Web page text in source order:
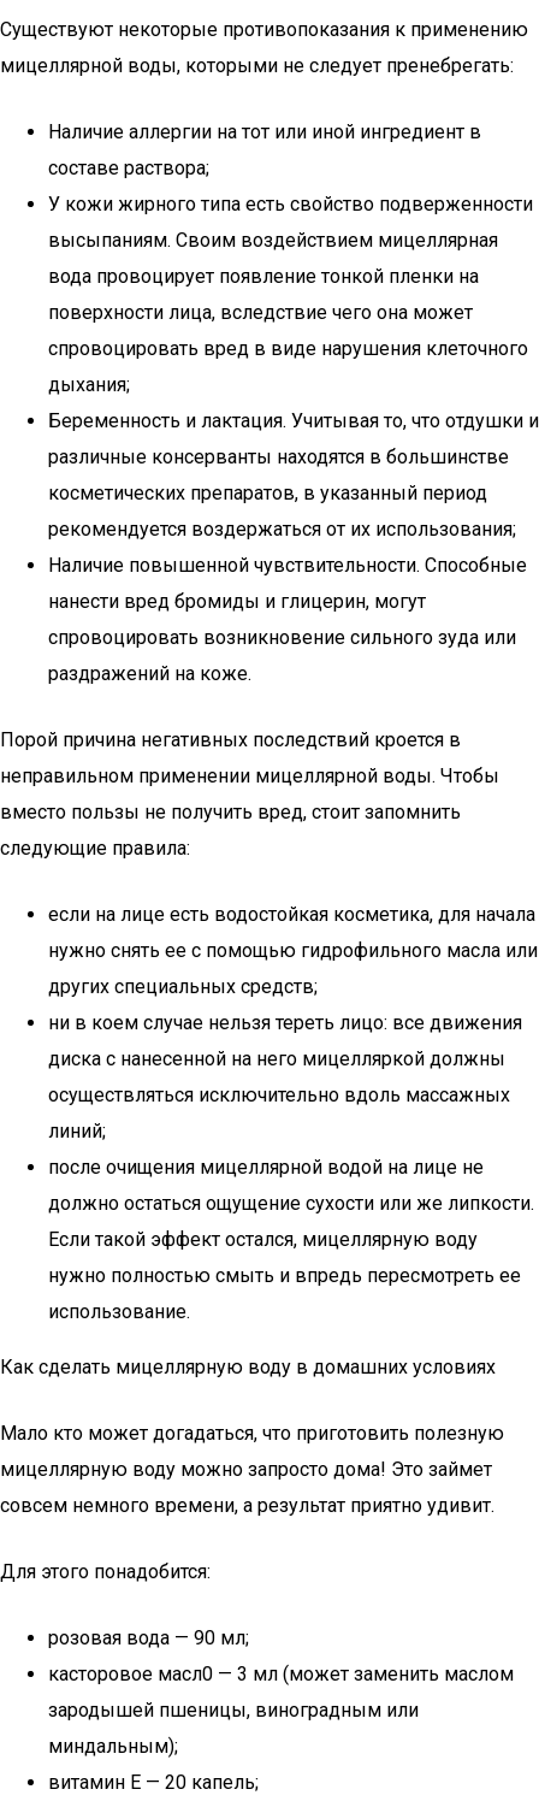
Существуют некоторые противопоказания к применению
мицеллярной воды, которыми не следует пренебрегать:
Наличие аллергии на тот или иной ингредиент в
составе раствора;
У кожи жирного типа есть свойство подверженности
высыпаниям. Своим воздействием мицеллярная
вода провоцирует появление тонкой пленки на
поверхности лица, вследствие чего она может
спровоцировать вред в виде нарушения клеточного
дыхания;
Беременность и лактация. Учитывая то, что отдушки и
различные консерванты находятся в большинстве
косметических препаратов, в указанный период
рекомендуется воздержаться от их использования;
Наличие повышенной чувствительности. Способные
нанести вред бромиды и глицерин, могут
спровоцировать возникновение сильного зуда или
раздражений на коже.
Порой причина негативных последствий кроется в
неправильном применении мицеллярной воды. Чтобы
вместо пользы не получить вред, стоит запомнить
следующие правила:
если на лице есть водостойкая косметика, для начала
нужно снять ее с помощью гидрофильного масла или
других специальных средств;
ни в коем случае нельзя тереть лицо: все движения
диска с нанесенной на него мицелляркой должны
осуществляться исключительно вдоль массажных
линий;
после очищения мицеллярной водой на лице не
должно остаться ощущение сухости или же липкости.
Если такой эффект остался, мицеллярную воду
нужно полностью смыть и впредь пересмотреть ее
использование.
Как сделать мицеллярную воду в домашних условиях
Мало кто может догадаться, что приготовить полезную
мицеллярную воду можно запросто дома! Это займет
совсем немного времени, а результат приятно удивит.
Для этого понадобится:
розовая вода — 90 мл;
касторовое масл0 — 3 мл (может заменить маслом
зародышей пшеницы, виноградным или
миндальным);
витамин Е — 20 капель;